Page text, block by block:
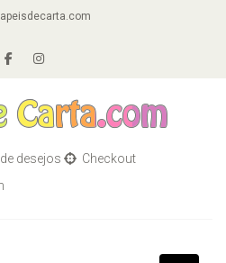
desejos
Checkout